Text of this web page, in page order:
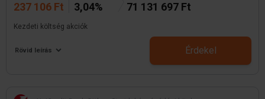
237 106 Ft 3,04% 71 131 697 Ft
Kezdeti költség akciók
Rövid leírás Érdekel